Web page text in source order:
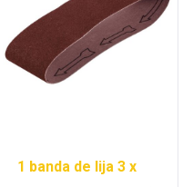
1 banda de lija 3 x